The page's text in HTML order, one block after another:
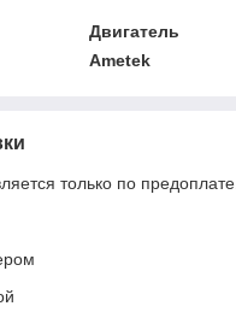
Двигатель
Ametek
только по предоплате.